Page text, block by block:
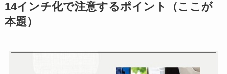
14インチ化で注意するポイント（ここが
本題）